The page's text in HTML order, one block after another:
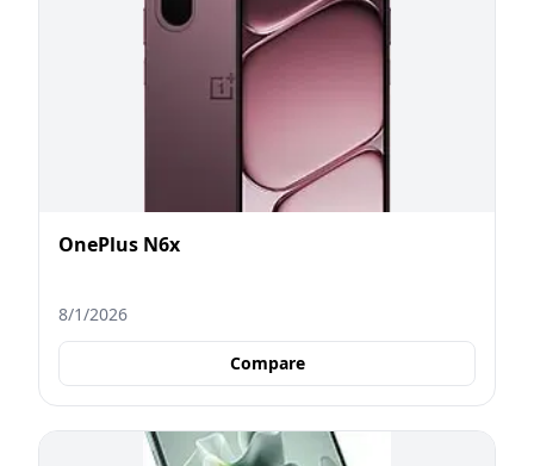
OnePlus N6x
8/1/2026
Compare